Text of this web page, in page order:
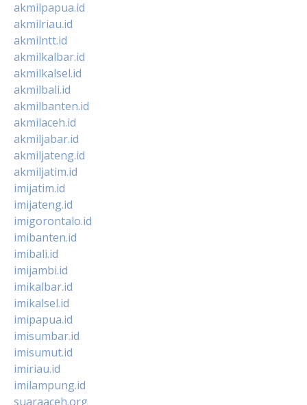
akmilpapua.id
akmilriau.id
akmilntt.id
akmilkalbar.id
akmilkalsel.id
akmilbali.id
akmilbanten.id
akmilaceh.id
akmiljabar.id
akmiljateng.id
akmiljatim.id
imijatim.id
imijateng.id
imigorontalo.id
imibanten.id
imibali.id
imijambi.id
imikalbar.id
imikalsel.id
imipapua.id
imisumbar.id
imisumut.id
imiriau.id
imilampung.id
suaraaceh.org